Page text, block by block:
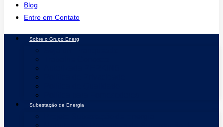
Blog
Entre em Contato
Sobre o Grupo Energ
Subestação de Energia